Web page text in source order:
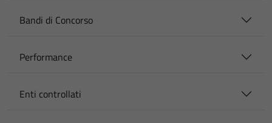
Bandi di Concorso
Performance
Enti controllati